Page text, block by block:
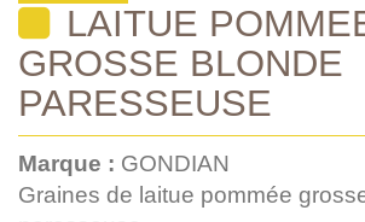
LAITUE
GROSSE BLONDE
PARESSEUSE
Marque : GONDIAN
Graines de laitue pommée